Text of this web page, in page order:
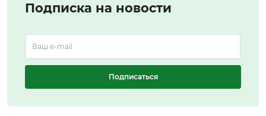
Подписка на новости
Подписаться